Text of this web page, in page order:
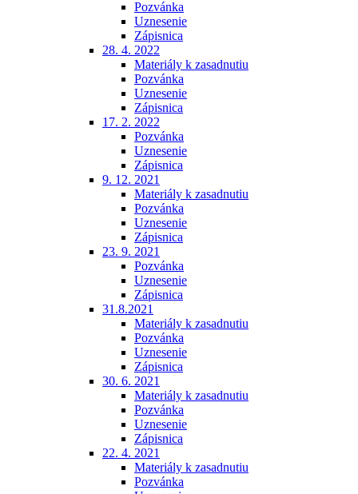
Pozvánka
Uznesenie
Zápisnica
28. 4. 2022
Materiály k zasadnutiu
Pozvánka
Uznesenie
Zápisnica
17. 2. 2022
Pozvánka
Uznesenie
Zápisnica
9. 12. 2021
Materiály k zasadnutiu
Pozvánka
Uznesenie
Zápisnica
23. 9. 2021
Pozvánka
Uznesenie
Zápisnica
31.8.2021
Materiály k zasadnutiu
Pozvánka
Uznesenie
Zápisnica
30. 6. 2021
Materiály k zasadnutiu
Pozvánka
Uznesenie
Zápisnica
22. 4. 2021
Materiály k zasadnutiu
Pozvánka